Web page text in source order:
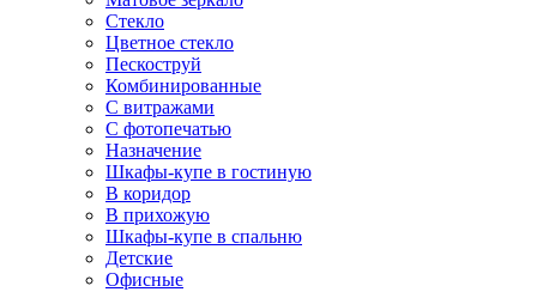
Стекло
Цветное стекло
Пескоструй
Комбинированные
С витражами
С фотопечатью
Назначение
Шкафы-купе в гостиную
В коридор
В прихожую
Шкафы-купе в спальню
Детские
Офисные